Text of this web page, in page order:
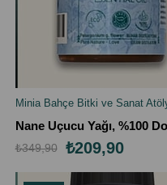
SEPETE EKLE
Minia Bahçe Bitki ve Sanat
Nane Uçucu Yağı, %100
₺209,90
₺349,90